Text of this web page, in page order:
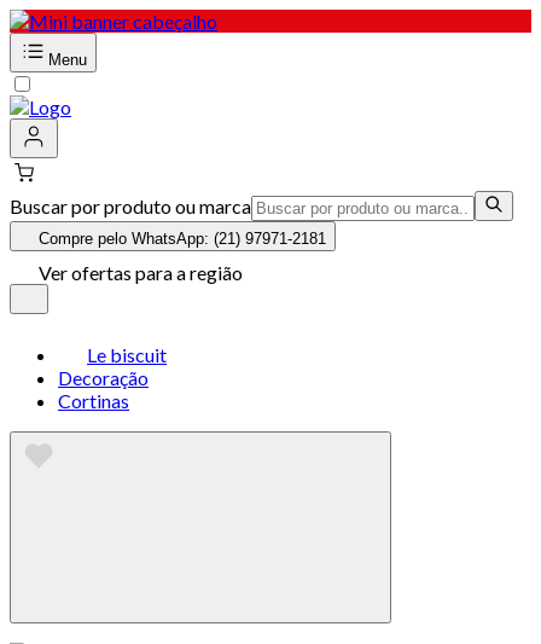
Menu
Buscar por produto ou marca
Compre pelo WhatsApp: (21) 97971-2181
Ver ofertas para a região
Le biscuit
Decoração
Cortinas